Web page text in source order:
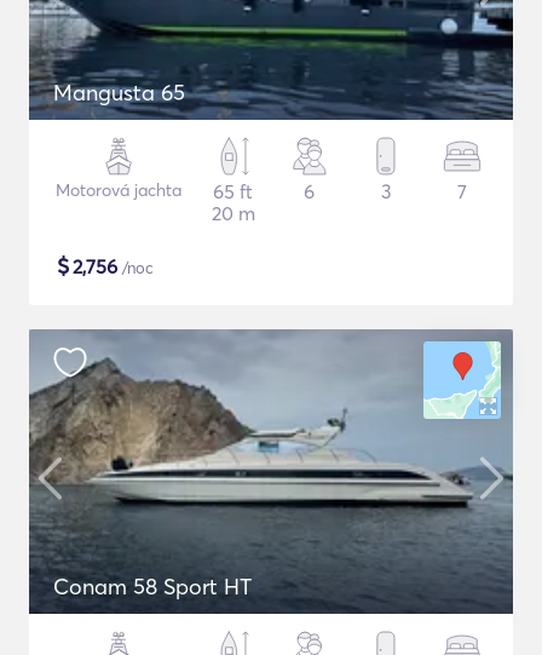
Mangusta 65
Motorová jachta
65 ft
20 m
6 3 7
$2,756 /noc
Conam 58 Sport HT